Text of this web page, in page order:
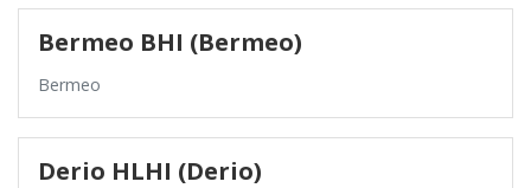
Bermeo BHI (Bermeo)
Bermeo
Derio HLHI (Derio)